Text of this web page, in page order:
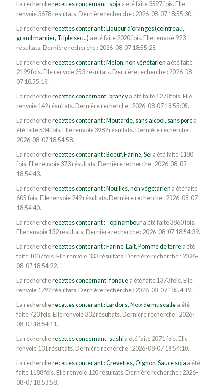
La rechercherecettes concernant : soja a été faite 3597 fois. Elle
renvoie 3678 résultats. Dernière recherche : 2026-08-07 18:55:30.
La rechercherecettes contenant : Liqueur d'oranges (cointreau,
grand marnier, Triple sec ..) a été faite 2020 fois. Elle renvoie 923
résultats. Dernière recherche : 2026-08-07 18:55:28.
La rechercherecettes contenant : Melon, non végétarien a été faite
2199 fois. Elle renvoie 253 résultats. Dernière recherche : 2026-08-
07 18:55:18.
La rechercherecettes concernant : brandya été faite 1278 fois. Elle
renvoie 142 résultats. Dernière recherche : 2026-08-07 18:55:05.
La rechercherecettes contenant : Moutarde, sans alcool, sans porca
été faite 534 fois. Elle renvoie 3982 résultats. Dernière recherche :
2026-08-07 18:54:58.
La rechercherecettes contenant : Boeuf, Farine, Sel a été faite 1180
fois. Elle renvoie 373 résultats. Dernière recherche : 2026-08-07
18:54:43.
La rechercherecettes contenant : Nouilles, non végétarien a été faite
605 fois. Elle renvoie 249 résultats. Dernière recherche : 2026-08-07
18:54:40.
La rechercherecettes contenant : Topinamboura été faite 3860 fois.
Elle renvoie 132 résultats. Dernière recherche : 2026-08-07 18:54:39.
La rechercherecettes contenant : Farine, Lait, Pomme de terrea été
faite 1007 fois. Elle renvoie 333 résultats. Dernière recherche : 2026-
08-07 18:54:22.
La rechercherecettes concernant : fonduea été faite 1373 fois. Elle
renvoie 1792 résultats. Dernière recherche : 2026-08-07 18:54:19.
La rechercherecettes contenant : Lardons, Noix de muscadea été
faite 723 fois. Elle renvoie 332 résultats. Dernière recherche : 2026-
08-07 18:54:11.
La rechercherecettes concernant : sushia été faite 2071 fois. Elle
renvoie 131 résultats. Dernière recherche : 2026-08-07 18:54:10.
La rechercherecettes contenant : Crevettes, Oignon, Sauce soja a été
faite 1188 fois. Elle renvoie 120 résultats. Dernière recherche : 2026-
08-07 18:53:58.